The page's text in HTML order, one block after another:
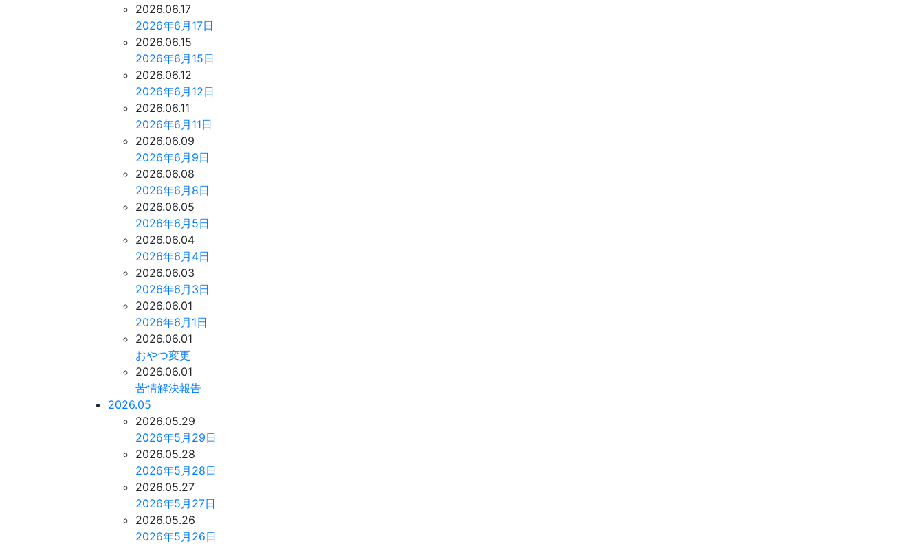
2026.06.17
2026年6月17日
2026.06.15
2026年6月15日
2026.06.12
2026年6月12日
2026.06.11
2026年6月11日
2026.06.09
2026年6月9日
2026.06.08
2026年6月8日
2026.06.05
2026年6月5日
2026.06.04
2026年6月4日
2026.06.03
2026年6月3日
2026.06.01
2026年6月1日
2026.06.01
おやつ変更
2026.06.01
苦情解決報告
2026.05
2026.05.29
2026年5月29日
2026.05.28
2026年5月28日
2026.05.27
2026年5月27日
2026.05.26
2026年5月26日